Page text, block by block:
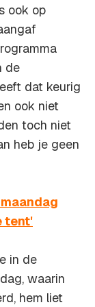
ook op
de
dat keurig
ook niet
toch niet
heb je geen
tent'
in de
waarin
hem liet